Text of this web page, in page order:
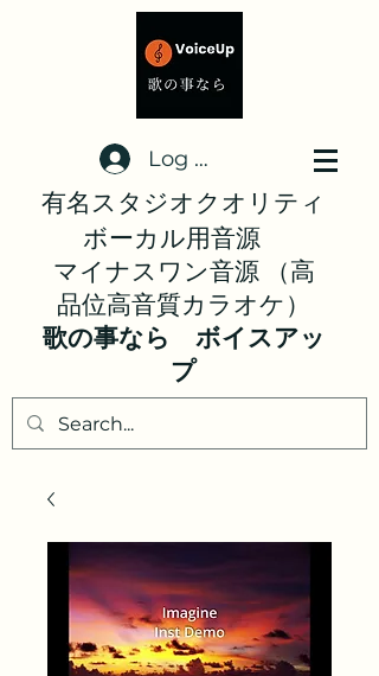
Log In
有名スタジオクオリティ
ボーカル用音源
マイナスワン音源 （高
品位高音質カラオケ）
歌の事なら ボイスアッ
プ